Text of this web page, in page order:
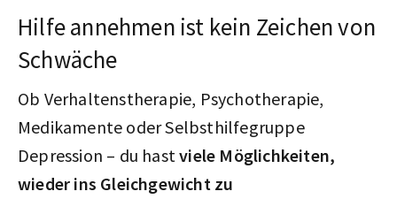
Hilfe annehmen ist kein Zeichen von
Schwäche
Ob Verhaltenstherapie, Psychotherapie,
Medikamente oder Selbsthilfegruppe
Depression – du hastviele Möglichkeiten,
wieder ins Gleichgewicht zu